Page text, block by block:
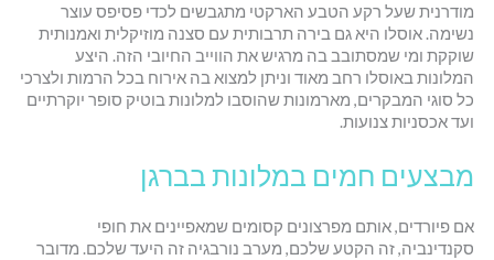
מודרנית שעל רקע הטבע הארקטי מתגבשים לכדי פסיפס עוצר
נשימה. אוסלו היא גם בירה תרבותית עם סצנה מוזיקלית ואמנותית
שוקקת ומי שמסתובב בה מרגיש את הווייב החיובי הזה. היצע
המלונות באוסלו רחב מאוד וניתן למצוא בה אירוח בכל הרמות ולצרכי
כל סוגי המבקרים, מארמונות שהוסבו למלונות בוטיק סופר יוקרתיים
ועד אכסניות צנועות.
מבצעים חמים במלונות בברגן
אם פיורדים, אותם מפרצונים קסומים שמאפיינים את חופי
סקנדינביה, זה הקטע שלכם, מערב נורבגיה זה היעד שלכם. מדובר